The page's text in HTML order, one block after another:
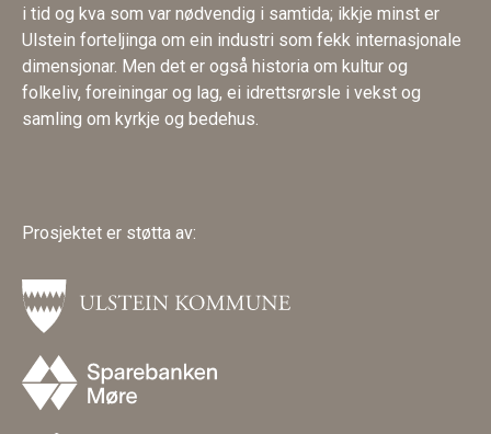
i tid og kva som var nødvendig i samtida; ikkje minst er
Ulstein forteljinga om ein industri som fekk internasjonale
dimensjonar. Men det er også historia om kultur og
folkeliv, foreiningar og lag, ei idrettsrørsle i vekst og
samling om kyrkje og bedehus.
Prosjektet er støtta av: